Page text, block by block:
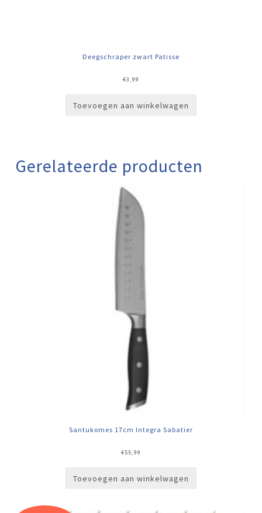
Deegschraper zwart Patisse
€3,99
Toevoegen aan winkelwagen
Gerelateerde producten
Santukomes 17cm Integra Sabatier
€55,99
Toevoegen aan winkelwagen